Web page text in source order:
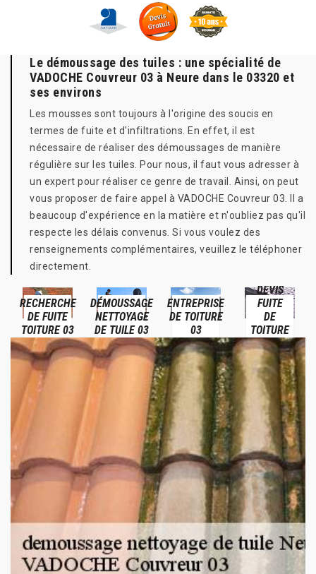
Le démoussage des tuiles : une spécialité de
VADOCHE Couvreur 03 à Neure dans le 03320 et
ses environs
Les mousses sont toujours à l'origine des soucis en
termes de fuite et d'infiltrations. En effet, il est
nécessaire de réaliser des démoussages de manière
régulière sur les tuiles. Pour nous, il faut vous adresser à
un expert pour réaliser ce genre de travail. Ainsi, on peut
vous proposer de faire appel à VADOCHE Couvreur 03. Il a
beaucoup d'expérience en la matière et n'oubliez pas qu'il
respecte les délais convenus. Si vous voulez des
renseignements complémentaires, veuillez le téléphoner
directement.
RECHERCHE
DE FUITE
TOITURE 03
DÉMOUSSAGE
NETTOYAGE
DE TUILE 03
ENTREPRISE
DE TOITURE
03
DEVIS
FUITE
DE
TOITURE
03